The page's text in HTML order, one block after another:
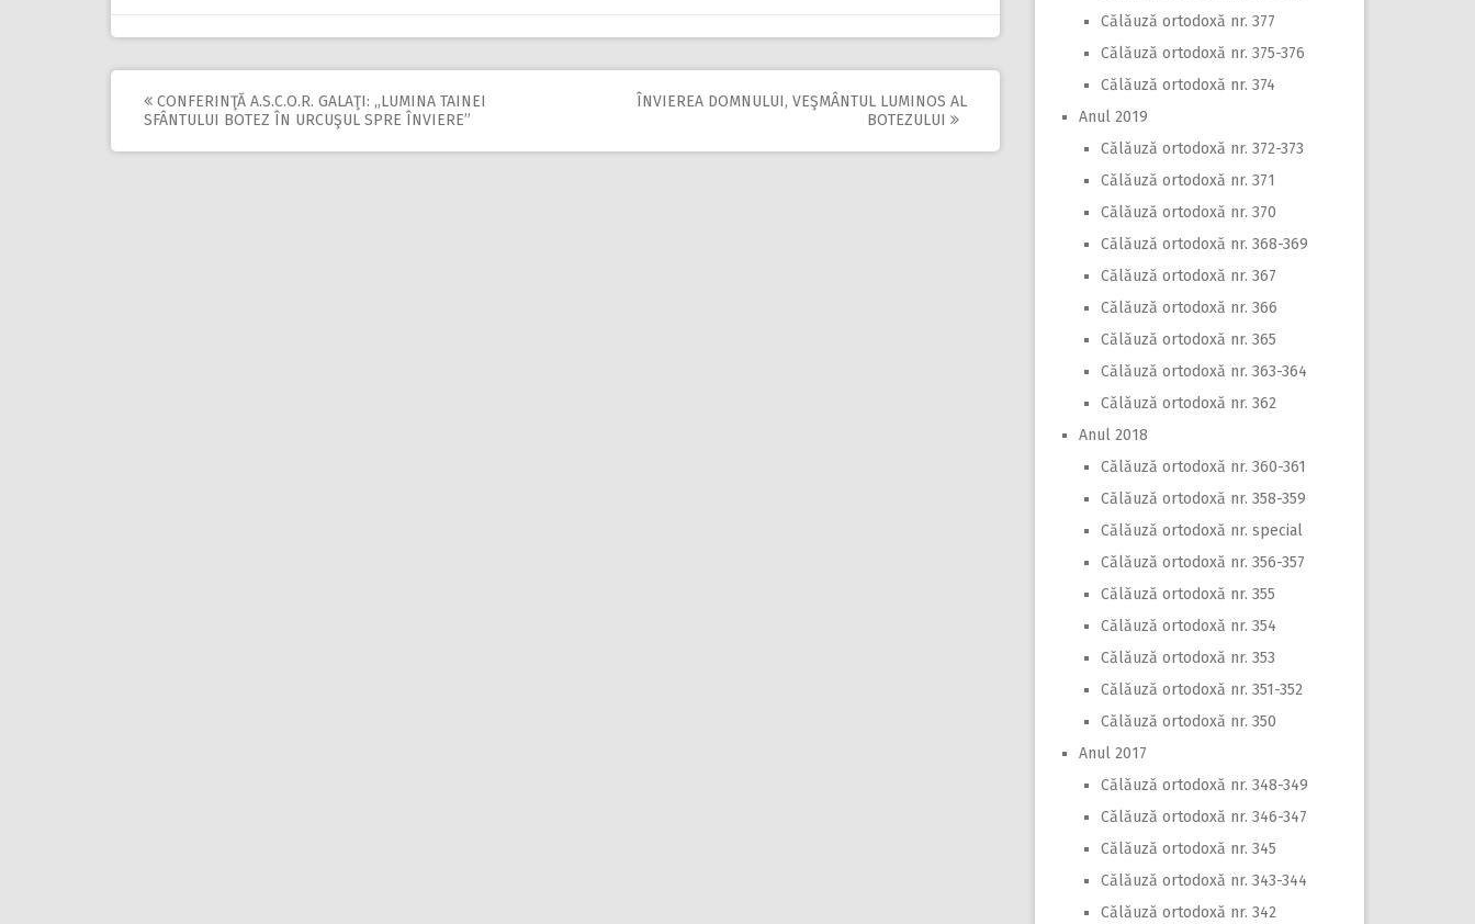
Post
navigation
CONFERINŢĂ A.S.C.O.R. GALAŢI: ,,LUMINA TAINEI
SFÂNTULUI BOTEZ ÎN URCUŞUL SPRE ÎNVIERE”
ÎNVIEREA DOMNULUI, VEŞMÂNTUL LUMINOS AL
BOTEZULUI
Călăuză ortodoxă nr. 377
Călăuză ortodoxă nr. 375-376
Călăuză ortodoxă nr. 374
Anul 2019
Călăuză ortodoxă nr. 372-373
Călăuză ortodoxă nr. 371
Călăuză ortodoxă nr. 370
Călăuză ortodoxă nr. 368-369
Călăuză ortodoxă nr. 367
Călăuză ortodoxă nr. 366
Călăuză ortodoxă nr. 365
Călăuză ortodoxă nr. 363-364
Călăuză ortodoxă nr. 362
Anul 2018
Călăuză ortodoxă nr. 360-361
Călăuză ortodoxă nr. 358-359
Călăuză ortodoxă nr. special
Călăuză ortodoxă nr. 356-357
Călăuză ortodoxă nr. 355
Călăuză ortodoxă nr. 354
Călăuză ortodoxă nr. 353
Călăuză ortodoxă nr. 351-352
Călăuză ortodoxă nr. 350
Anul 2017
Călăuză ortodoxă nr. 348-349
Călăuză ortodoxă nr. 346-347
Călăuză ortodoxă nr. 345
Călăuză ortodoxă nr. 343-344
Călăuză ortodoxă nr. 342